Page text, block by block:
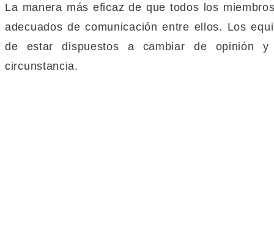
La manera más eficaz de que todos los
adecuados de comunicación entre ellos. Los
de estar dispuestos a cambiar de opinión
circunstancia.